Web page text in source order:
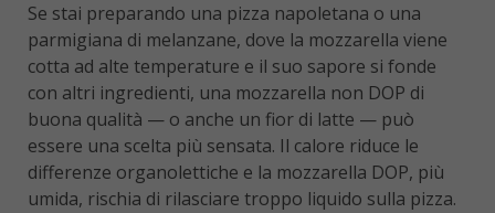
Se stai preparando una pizza napoletana o una
parmigiana di melanzane, dove la mozzarella viene
cotta ad alte temperature e il suo sapore si fonde
con altri ingredienti, una mozzarella non DOP di
buona qualità — o anche un fior di latte — può
essere una scelta più sensata. Il calore riduce le
differenze organolettiche e la mozzarella DOP, più
umida, rischia di rilasciare troppo liquido sulla pizza.